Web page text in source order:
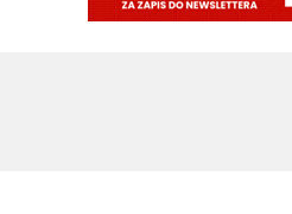
Nie cieszy przepaść pomiędzy PL a Serie A